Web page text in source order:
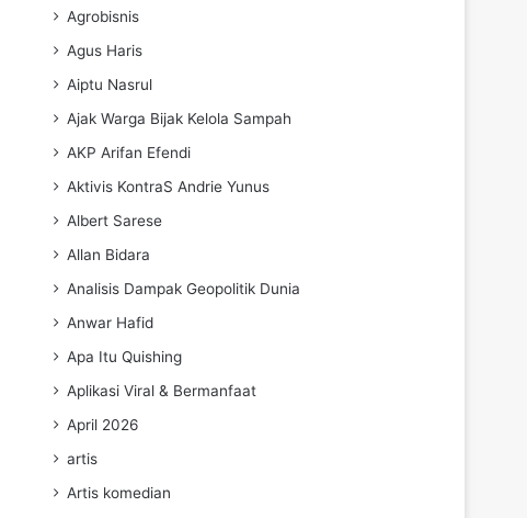
Agrobisnis
Agus Haris
Aiptu Nasrul
Ajak Warga Bijak Kelola Sampah
AKP Arifan Efendi
Aktivis KontraS Andrie Yunus
Albert Sarese
Allan Bidara
Analisis Dampak Geopolitik Dunia
Anwar Hafid
Apa Itu Quishing
Aplikasi Viral & Bermanfaat
April 2026
artis
Artis komedian